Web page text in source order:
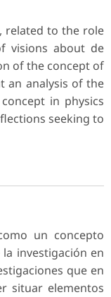
related to the role
visions about de
of the concept of
an analysis of the
in physics
seeking to
un concepto
investigación en
que en
situar elementos